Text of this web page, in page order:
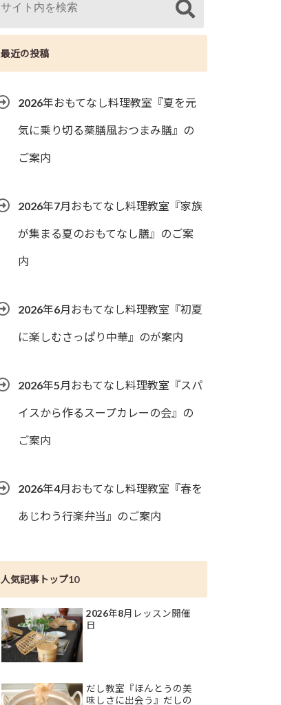
最近の投稿
2026年おもてなし料理教室『夏を元
気に乗り切る薬膳風おつまみ膳』の
ご案内
2026年7月おもてなし料理教室『家族
が集まる夏のおもてなし膳』のご案
内
2026年6月おもてなし料理教室『初夏
に楽しむさっぱり中華』のが案内
2026年5月おもてなし料理教室『スパ
イスから作るスープカレーの会』の
ご案内
2026年4月おもてなし料理教室『春を
あじわう行楽弁当』のご案内
人気記事トップ10
2026年8月レッスン開催
日
だし教室『ほんとうの美
味しさに出会う』だしの